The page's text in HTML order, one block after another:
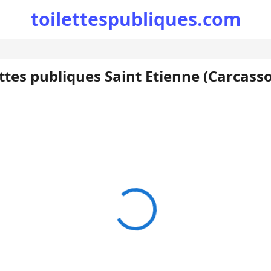
toilettespubliques.com
publiques Saint Etienne